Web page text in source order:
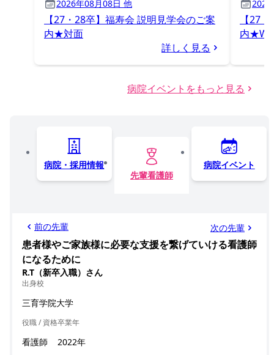
2026年08月08日 他
【27・28卒】福寿会 説明見学会のご案
内★対面
詳しく見る
2026
【27
内
病院イベントをもっと見る
病院・採用情報
先輩看護師
病院イベント
前の先輩 次の先輩
患者様やご家族様に必要な支援を繋げていける看護師
になるために
R.T（新卒入職）さん
出身校
三育学院大学
役職 / 資格
看護師
卒業年
2022年